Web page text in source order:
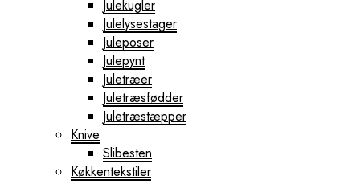
Julekugler
Julelysestager
Juleposer
Julepynt
Juletræer
Juletræsfødder
Juletræstæpper
Knive
Slibesten
Køkkentekstiler